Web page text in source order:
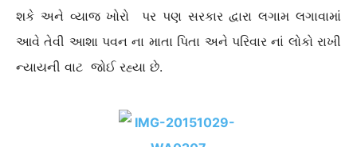
શકે અને વ્યાજ ખોરો પર પણ સરકાર દ્વારા લગામ લગાવામાં
આવે તેવી આશા પવન ના માતા પિતા અને પરિવાર નાં લોકો રાખી
ન્યાયની વાટ જોઈ રહ્યા છે.